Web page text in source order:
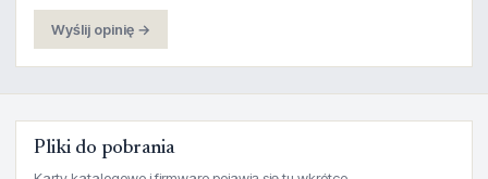
Wyślij opinię →
Pliki do pobrania